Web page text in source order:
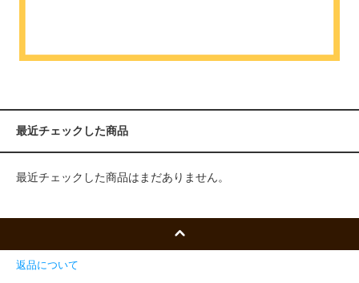
最近チェックした商品
最近チェックした商品はまだありません。
返品について